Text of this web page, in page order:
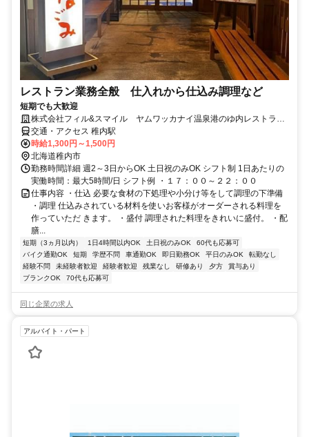
レストラン業務全般 仕入れから仕込み調理など
短期でも大歓迎
株式会社フィル&スマイル ヤムワッカナイ温泉港のゆ内レストラン
なごみ
交通・アクセス 稚内駅
時給1,300円～1,500円
北海道稚内市
勤務時間詳細 週2～3日からOK 土日祝のみOK シフト制 1日あたりの
実働時間：最大5時間/日 シフト例 ・１７：００～２２：００
仕事内容 ・仕込 必要な食材の下処理や小分け等をして調理の下準備
・調理 仕込みされている材料を使いお客様がオーダーされる料理を
作っていただ きます。 ・盛付 調理された料理をきれいに盛付。 ・配
膳...
短期（3ヵ月以内） 1日4時間以内OK 土日祝のみOK
60代も応募可
バイク通勤OK
短期 学歴不問 車通勤OK 即日勤務OK 平日のみOK
転勤なし
経験不問
未経験者歓迎 経験者歓迎 残業なし 研修あり 夕方
賞与あり
ブランクOK
70代も応募可
同じ企業の求人
アルバイト・パート